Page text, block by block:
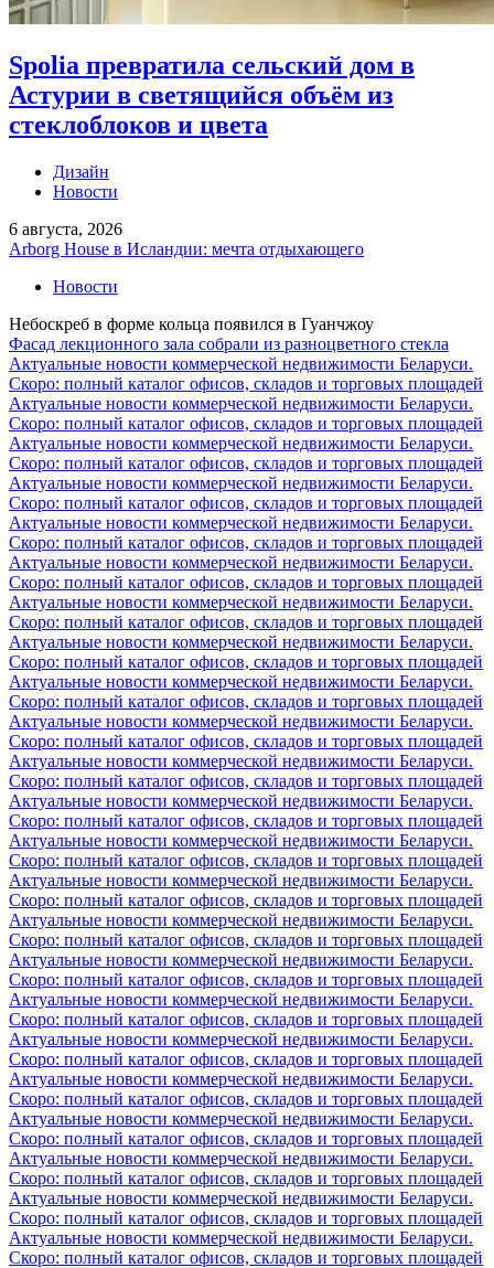
Spolia превратила сельский дом в
Астурии в светящийся объём из
стеклоблоков и цвета
Дизайн
Новости
6 августа, 2026
Arborg House в Исландии: мечта отдыхающего
Новости
Небоскреб в форме кольца появился в Гуанчжоу
Фасад лекционного зала собрали из разноцветного стекла
Актуальные новости коммерческой недвижимости Беларуси.
Скоро: полный каталог офисов, складов и торговых площадей
Актуальные новости коммерческой недвижимости Беларуси.
Скоро: полный каталог офисов, складов и торговых площадей
Актуальные новости коммерческой недвижимости Беларуси.
Скоро: полный каталог офисов, складов и торговых площадей
Актуальные новости коммерческой недвижимости Беларуси.
Скоро: полный каталог офисов, складов и торговых площадей
Актуальные новости коммерческой недвижимости Беларуси.
Скоро: полный каталог офисов, складов и торговых площадей
Актуальные новости коммерческой недвижимости Беларуси.
Скоро: полный каталог офисов, складов и торговых площадей
Актуальные новости коммерческой недвижимости Беларуси.
Скоро: полный каталог офисов, складов и торговых площадей
Актуальные новости коммерческой недвижимости Беларуси.
Скоро: полный каталог офисов, складов и торговых площадей
Актуальные новости коммерческой недвижимости Беларуси.
Скоро: полный каталог офисов, складов и торговых площадей
Актуальные новости коммерческой недвижимости Беларуси.
Скоро: полный каталог офисов, складов и торговых площадей
Актуальные новости коммерческой недвижимости Беларуси.
Скоро: полный каталог офисов, складов и торговых площадей
Актуальные новости коммерческой недвижимости Беларуси.
Скоро: полный каталог офисов, складов и торговых площадей
Актуальные новости коммерческой недвижимости Беларуси.
Скоро: полный каталог офисов, складов и торговых площадей
Актуальные новости коммерческой недвижимости Беларуси.
Скоро: полный каталог офисов, складов и торговых площадей
Актуальные новости коммерческой недвижимости Беларуси.
Скоро: полный каталог офисов, складов и торговых площадей
Актуальные новости коммерческой недвижимости Беларуси.
Скоро: полный каталог офисов, складов и торговых площадей
Актуальные новости коммерческой недвижимости Беларуси.
Скоро: полный каталог офисов, складов и торговых площадей
Актуальные новости коммерческой недвижимости Беларуси.
Скоро: полный каталог офисов, складов и торговых площадей
Актуальные новости коммерческой недвижимости Беларуси.
Скоро: полный каталог офисов, складов и торговых площадей
Актуальные новости коммерческой недвижимости Беларуси.
Скоро: полный каталог офисов, складов и торговых площадей
Актуальные новости коммерческой недвижимости Беларуси.
Скоро: полный каталог офисов, складов и торговых площадей
Актуальные новости коммерческой недвижимости Беларуси.
Скоро: полный каталог офисов, складов и торговых площадей
Актуальные новости коммерческой недвижимости Беларуси.
Скоро: полный каталог офисов, складов и торговых площадей